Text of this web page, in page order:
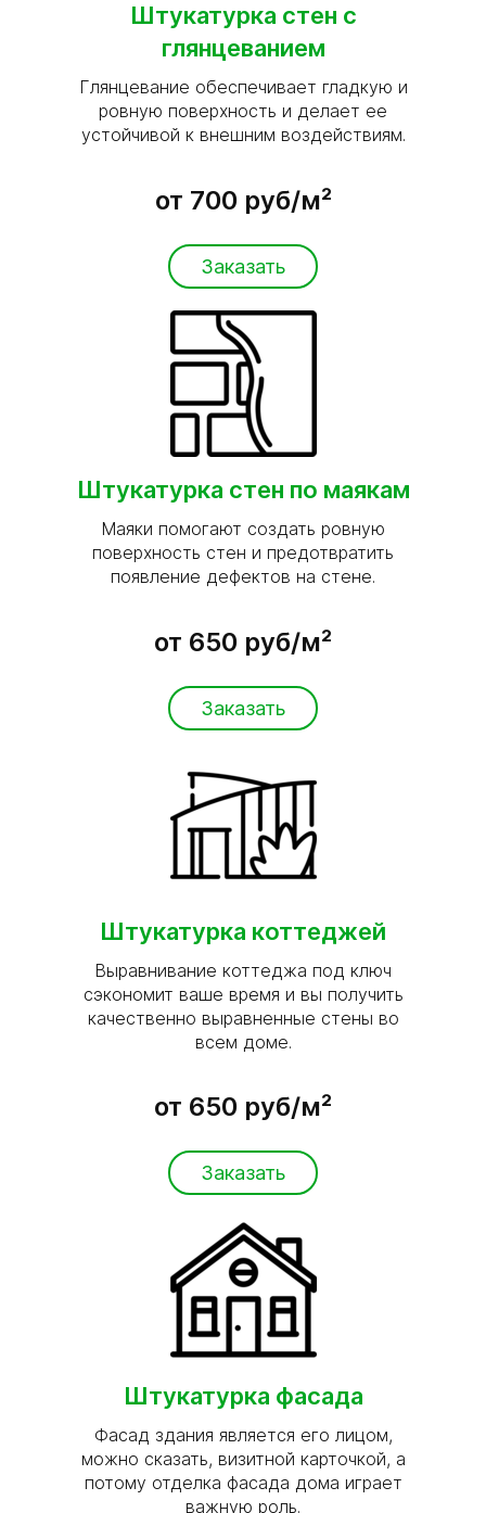
Штукатурка стен с
глянцеванием
Глянцевание обеспечивает гладкую и
ровную поверхность и делает ее
устойчивой к внешним воздействиям.
от 700 руб/м²
Заказать
Штукатурка стен по маякам
Маяки помогают создать ровную
поверхность стен и предотвратить
появление дефектов на стене.
от 650 руб/м²
Заказать
Штукатурка коттеджей
Выравнивание коттеджа под ключ
сэкономит ваше время и вы получить
качественно выравненные стены во
всем доме.
от 650 руб/м²
Заказать
Штукатурка фасада
Фасад здания является его лицом,
можно сказать, визитной карточкой, а
потому отделка фасада дома играет
важную роль.